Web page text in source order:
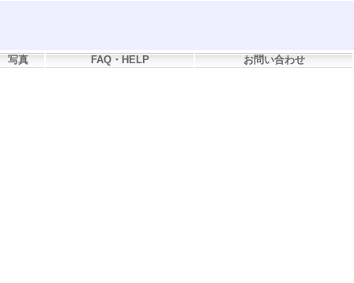
写真 FAQ・HELP お問い合わせ